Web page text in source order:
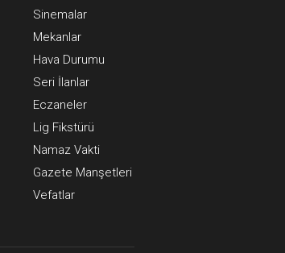
Sinemalar
Mekanlar
Hava Durumu
Seri İlanlar
Eczaneler
Lig Fikstürü
Namaz Vakti
Gazete Manşetleri
Vefatlar